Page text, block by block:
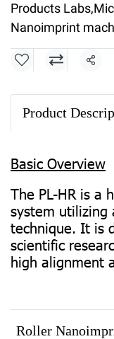
Products Labs,
Nanoimprint
Share
Product
Basic Overview
The PL-HR is a
system utilizing
technique. It is
scientific
high alignment
Roller